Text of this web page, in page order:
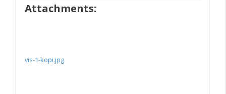
Attachments:
vis-1-kopi.jpg